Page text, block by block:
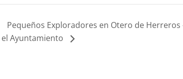
Pequeños Exploradores en Otero de
el Ayuntamiento